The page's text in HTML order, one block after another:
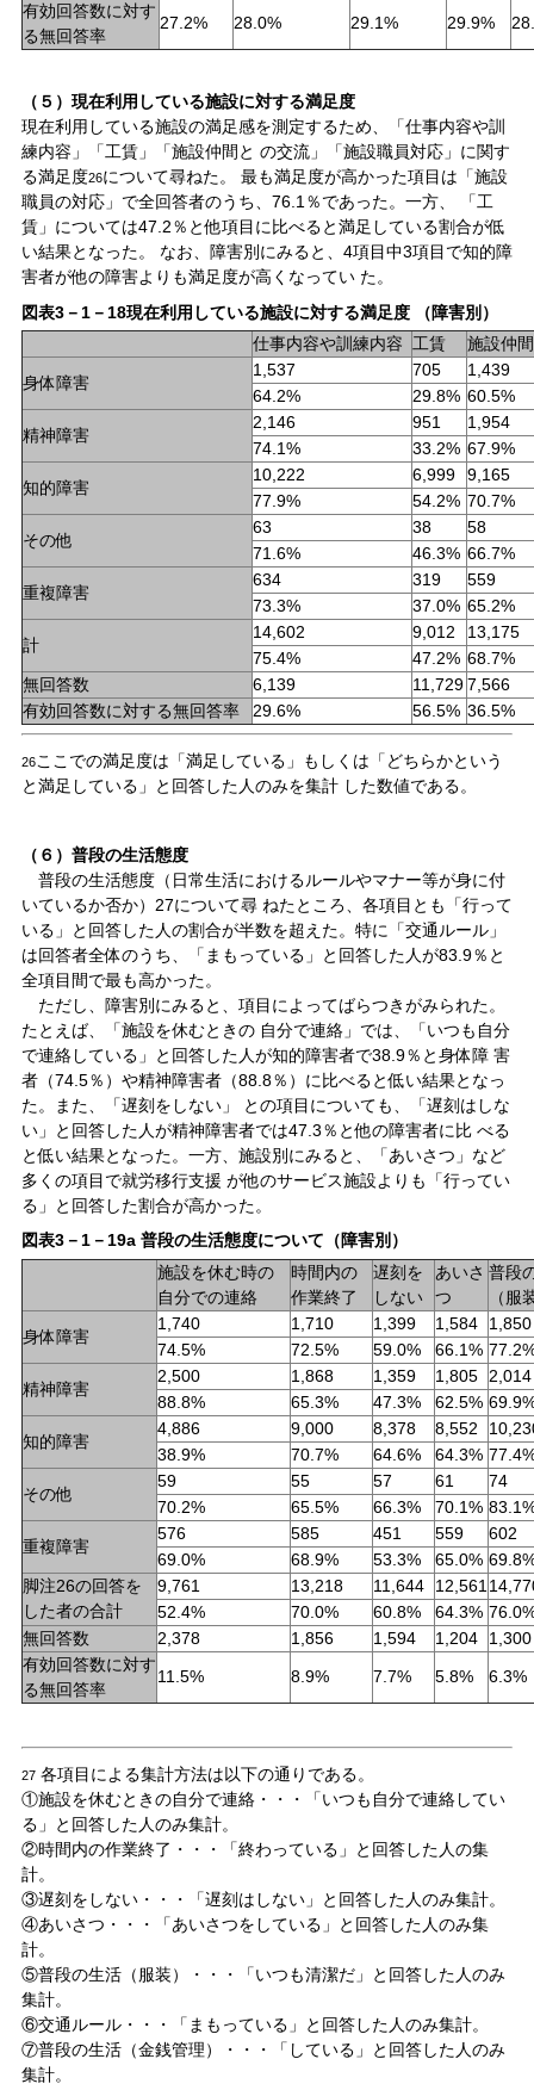
有効回答数に対す
る無回答率
27.2% 28.0% 29.1% 29.9%
（５）現在利用している施設に対する満足度
現在利用している施設の満足感を測定するため、「仕事内容や訓
練内容」「工賃」「施設仲間と の交流」「施設職員対応」に関す
る満足度26について尋ねた。 最も満足度が高かった項目は「施設
職員の対応」で全回答者のうち、76.1％であった。一方、 「工
賃」については47.2％と他項目に比べると満足している割合が低
い結果となった。 なお、障害別にみると、4項目中3項目で知的障
害者が他の障害よりも満足度が高くなってい た。
図表3－1－18現在利用している施設に対する満足度 （障害別）
仕事内容や訓練内容
工賃 施設仲
身体障害
1,537 705
1,439
64.2%
29.8% 60.5%
精神障害
2,146 951
1,954
74.1%
33.2% 67.9%
知的障害
10,222 6,999
9,165
77.9%
54.2% 70.7%
その他
63 38
58
71.6%
46.3% 66.7%
重複障害
634 319
559
73.3%
37.0% 65.2%
計
14,602 9,012
13,175
75.4%
47.2% 68.7%
無回答数
6,139 11,7297,566
有効回答数に対する無回答率
29.6% 56.5% 36.5%
26ここでの満足度は「満足している」もしくは「どちらかという
と満足している」と回答した人のみを集計 した数値である。
（６）普段の生活態度
普段の生活態度（日常生活におけるルールやマナー等が身に付
いているか否か）27について尋 ねたところ、各項目とも「行って
いる」と回答した人の割合が半数を超えた。特に「交通ルール」
は回答者全体のうち、「まもっている」と回答した人が83.9％と
全項目間で最も高かった。
ただし、障害別にみると、項目によってばらつきがみられた。
たとえば、「施設を休むときの 自分で連絡」では、「いつも自分
で連絡している」と回答した人が知的障害者で38.9％と身体障 害
者（74.5％）や精神障害者（88.8％）に比べると低い結果となっ
た。また、「遅刻をしない」 との項目についても、「遅刻はしな
い」と回答した人が精神障害者では47.3％と他の障害者に比 べる
と低い結果となった。一方、施設別にみると、「あいさつ」など
多くの項目で就労移行支援 が他のサービス施設よりも「行ってい
る」と回答した割合が高かった。
図表3－1－19a 普段の生活態度について（障害別）
施設を休む時の
自分での連絡
時間内の
作業終了
遅刻を
しない
あいさ
つ
普段
（服
身体障害
1,740 1,710 1,399 1,584
1,850
74.5%
72.5% 59.0% 66.1%
精神障害
2,500 1,868 1,359 1,805
2,014
88.8%
65.3% 47.3% 62.5%
知的障害
4,886 9,000 8,378 8,552
38.9%
70.7% 64.6% 64.3%
その他
59 55 57 61
74
70.2%
65.5% 66.3% 70.1%
重複障害
576 585 451 559
602
69.0%
68.9% 53.3% 65.0%
脚注26の回答を
した者の合計
9,761 13,218 11,644 12,561
52.4%
70.0% 60.8% 64.3%
無回答数
2,378 1,856 1,594 1,204
1,300
有効回答数に対す
る無回答率
11.5% 8.9% 7.7% 5.8% 6.3%
27各項目による集計方法は以下の通りである。
①施設を休むときの自分で連絡・・・「いつも自分で連絡してい
る」と回答した人のみ集計。
②時間内の作業終了・・・「終わっている」と回答した人の集
計。
③遅刻をしない・・・「遅刻はしない」と回答した人のみ集計。
④あいさつ・・・「あいさつをしている」と回答した人のみ集
計。
⑤普段の生活（服装）・・・「いつも清潔だ」と回答した人のみ
集計。
⑥交通ルール・・・「まもっている」と回答した人のみ集計。
⑦普段の生活（金銭管理）・・・「している」と回答した人のみ
集計。